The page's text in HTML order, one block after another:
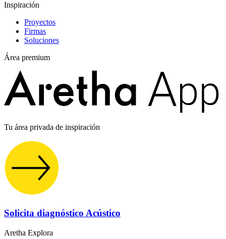
Inspiración
Proyectos
Firmas
Soluciones
Área premium
Tu área privada de inspiración
Solicita diagnóstico Acústico
Aretha Explora